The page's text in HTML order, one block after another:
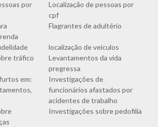
por
Localização de pessoas por
cpf
Flagrantes de adultério
localização de veículos
tráfico
Levantamentos da vida
pregressa
em:
Investigações de
funcionários afastados por
acidentes de trabalho
Investigações sobre pedofilia